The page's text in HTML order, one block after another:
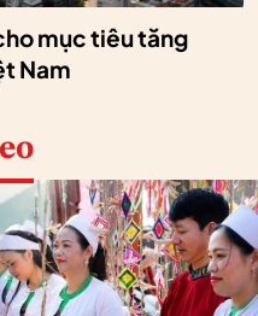
mục tiêu tăng
Nam